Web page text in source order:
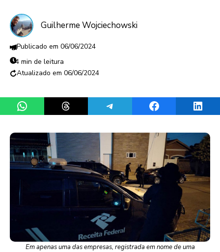
Guilherme Wojciechowski
06/06/2024
4 min de leitura
06/06/2024
Share on WhatsAppShare on ThreadsShare on TelegramShare on Facebook
Em apenas uma das empresas, registrada em nome de uma